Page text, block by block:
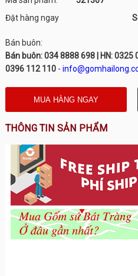
Đặt hàng ngay
Bán buôn:
Bán buôn: 034 8888 698 | HN: 0325
0396 112 110-
THÔNG TIN SẢN PHẨM